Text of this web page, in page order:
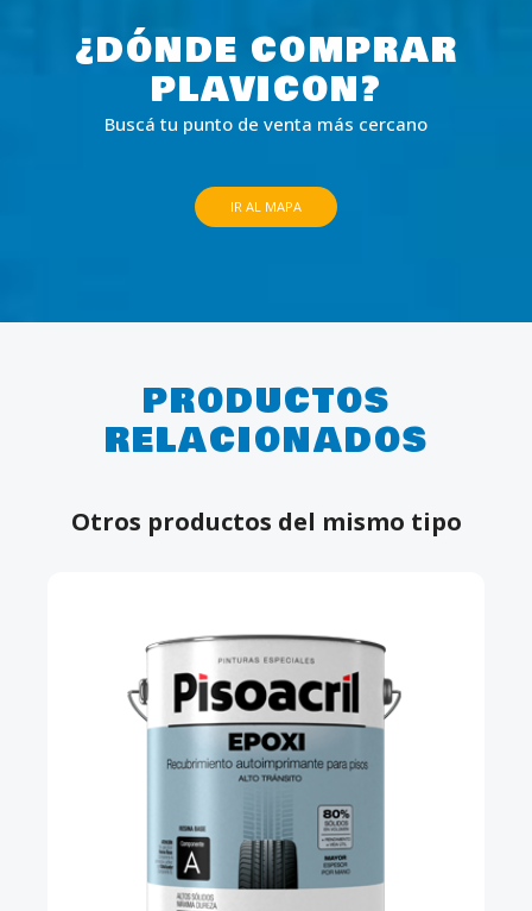
¿DÓNDE COMPRAR
PLAVICON?
Buscá tu punto de venta más cercano
IR AL MAPA
PRODUCTOS
RELACIONADOS
Otros productos del mismo tipo